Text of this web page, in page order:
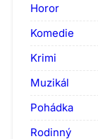
Horor
Komedie
Krimi
Muzikál
Pohádka
Rodinný